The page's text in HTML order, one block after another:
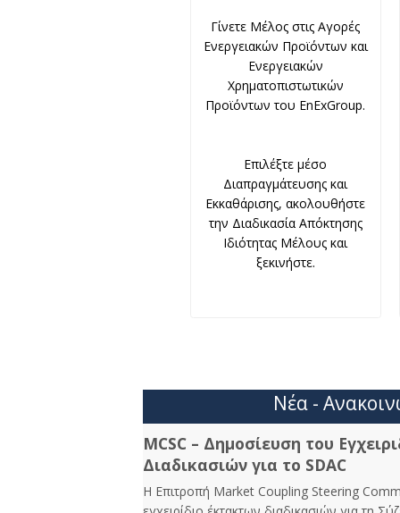
Γίνετε Μέλος στις Αγορές
Ενεργειακών Προϊόντων και
Ενεργειακών
Χρηματοπιστωτικών
Προϊόντων του EnExGroup.
Επιλέξτε μέσο
Διαπραγμάτευσης και
Εκκαθάρισης, ακολουθήστε
την Διαδικασία Απόκτησης
Ιδιότητας Μέλους και
ξεκινήστε.
Νέα -
MCSC – Δημοσίευση του
Διαδικασιών για το SDAC
Η Επιτροπή Market Coupling Steering